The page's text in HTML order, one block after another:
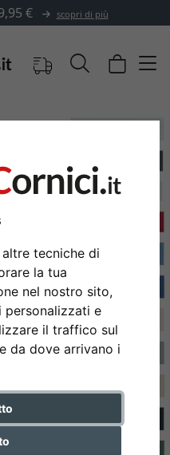
tecniche di
la tua
nel nostro sito,
e
il traffico sul
da dove arrivano i